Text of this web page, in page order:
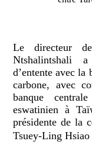
Le directeur
Ntshalintshali
d’entente avec la
carbone, avec
banque
eswatinien à
présidente de la
Tsuey-Ling